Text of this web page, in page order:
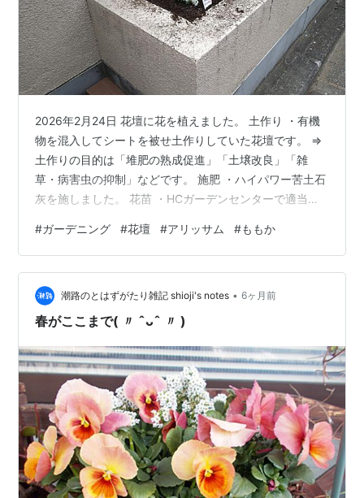
2026年2月24日 花壇に花を植えました。 土作り ・有機
物を混入してシートを被せ土作りしていた花壇です。 ⇒
土作りの目的は「堆肥の熟成促進」「土壌改良」「雑
草・病害虫の抑制」などです。 施肥 ・ハイパワー苦土石
灰を施しました。 花苗 ・HCガーデンセンターで適当に
ラカミシードが育種した、非常に花付きが良く、コンパ
クトにまとまる人気の高いビオラの品種です。 🌼アリッ
サム（スイートアリッサム）は、アブラナ科の小花がカ
ーペット状に広がる、春・秋のガーデニングで人気の多
年草（一年草扱い）です。 植え付け ・ポリポットから苗
#ガーデニング #花壇 #アリッサム #ももか
潮路のとはずがたり雑記 shioji's notes • 6ヶ月前
春がここまで( 〃 ˆᴗˆ 〃 )